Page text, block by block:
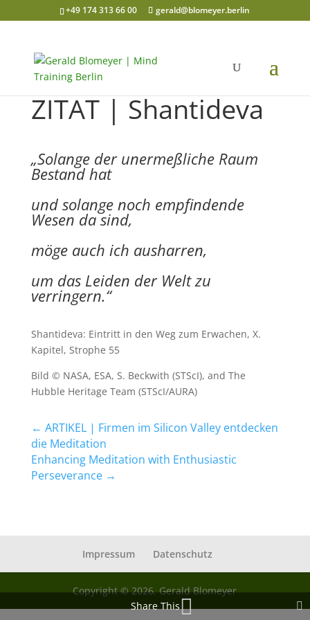
+49 174 313 66 00 gerald@blomeyer.berlin
ZITAT | Shantideva
„Solange der unermeßliche Raum
Bestand hat
und solange noch empfindende
Wesen da sind,
möge auch ich ausharren,
um das Leiden der Welt zu
verringern.“
Shantideva: Eintritt in den Weg zum Erwachen, X.
Kapitel, Strophe 55
Bild © NASA, ESA, S. Beckwith (STScI), and The
Hubble Heritage Team (STScI/AURA)
← ARTIKEL | Firmen im Silicon Valley entdecken
die Meditation
Enhancing Meditation with Enthusiastic
Perseverance→
Impressum Datenschutz
Copyright © 2026, Gerald Blomeyer
Share This